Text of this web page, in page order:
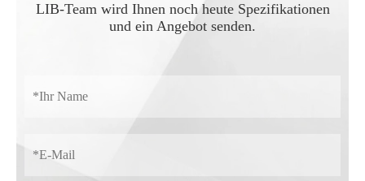
LIB-Team wird Ihnen noch heute Spezifikationen
und ein Angebot senden.